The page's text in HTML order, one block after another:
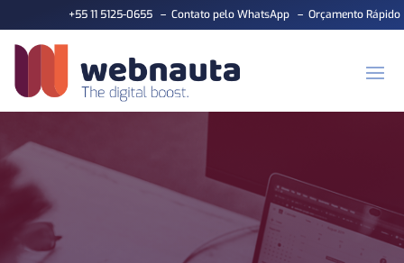
+55 11 5125-0655– Contato pelo WhatsApp– Orçamento Rápido